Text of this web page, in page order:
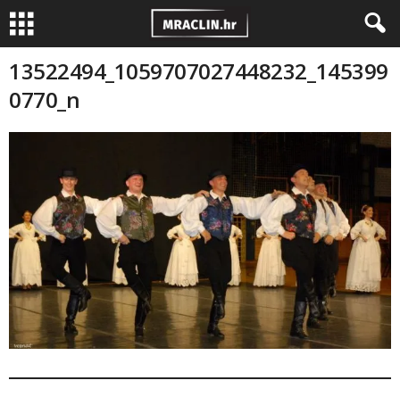
13522494_1059707027448232_145399
0770_n